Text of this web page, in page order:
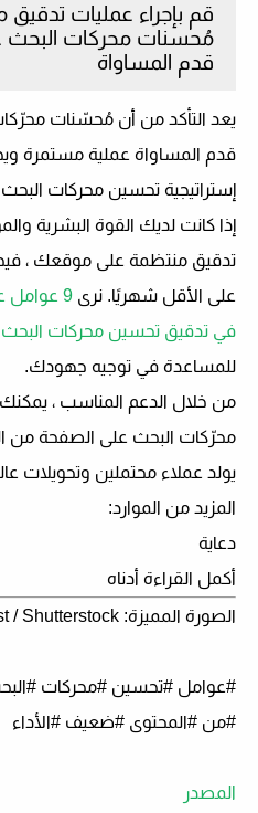
قم بإجراء عمليات
مُحسنات محركات البحث
قدم المساواة
يعد التأكد من أن مُحسّنات
قدم المساواة عملية مستمرة
إستراتيجية تحسين محركات
إذا كانت لديك القوة البشرية
تدقيق منتظمة على موقعك ،
على الأقل شهريًا. نرى
9
في تدقيق تحسين محركات البحث
للمساعدة في توجيه جهودك.
من خلال الدعم المناسب ،
محرّكات البحث على الصفحة من
يولد عملاء محتملين وتحويلات
المزيد من الموارد:
دعاية
أكمل القراءة أدناه
الصورة المميزة: BestForBest / Shutterstock
#عوامل #تحسين #محركات
#من #المحتوى #ضعيف #الأداء
المصدر